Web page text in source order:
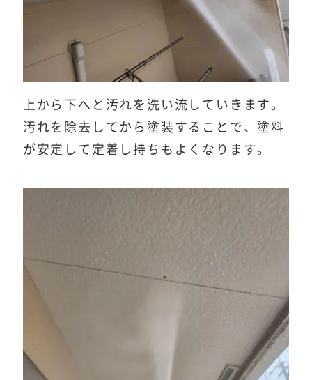
上から下へと汚れを洗い流していきます。
汚れを除去してから塗装することで、塗料
が安定して定着し持ちもよくなります。